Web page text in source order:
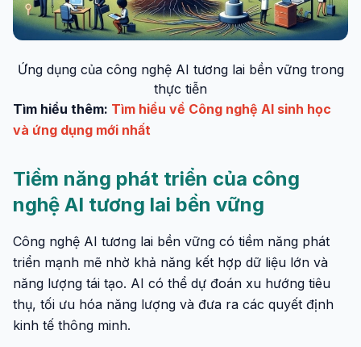
Ứng dụng của công nghệ AI tương lai bền vững trong
thực tiễn
Tìm hiểu thêm: Tìm hiểu về Công nghệ AI sinh học
và ứng dụng mới nhất
Tiềm năng phát triển của công
nghệ AI tương lai bền vững
Công nghệ AI tương lai bền vững có tiềm năng phát
triển mạnh mẽ nhờ khả năng kết hợp dữ liệu lớn và
năng lượng tái tạo. AI có thể dự đoán xu hướng tiêu
thụ, tối ưu hóa năng lượng và đưa ra các quyết định
kinh tế thông minh.